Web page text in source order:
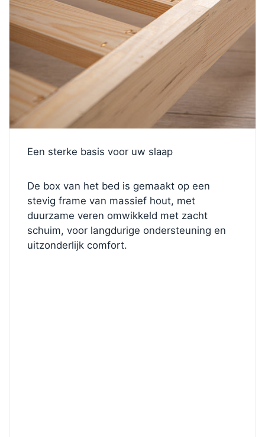
Een sterke basis voor uw slaap
De box van het bed is gemaakt op een
stevig frame van massief hout, met
duurzame veren omwikkeld met zacht
schuim, voor langdurige ondersteuning en
uitzonderlijk comfort.